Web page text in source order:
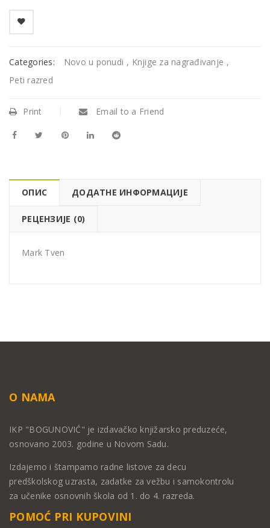
Categories: Novo u ponudi , Knjige za nagrađivanje ,
Peti razred
Print Email to a Friend
ОПИС ДОДАТНЕ ИНФОРМАЦИЈЕ
РЕЦЕНЗИЈЕ (0)
Mark Tven
O NAMA
IKP "BOGUNOVIĆ" je izdavačko knjižarsko preduzeće,
osnovano 2003. godine u Novom Sadu.
Izdajemo i štampamo radne listove za decu
predškolskog uzrasta, zadatke za vežbu i samokontrolu
za učenike osnovnih škola od 1. do 4. razreda.
POMOĆ PRI KUPOVINI